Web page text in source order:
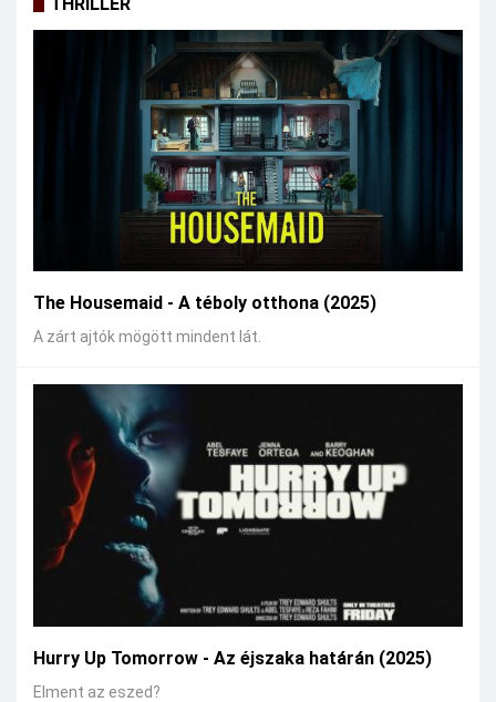
The Housemaid - A téboly otthona (2025)
A zárt ajtók mögött mindent lát.
Hurry Up Tomorrow - Az éjszaka határán (2025)
Elment az eszed?